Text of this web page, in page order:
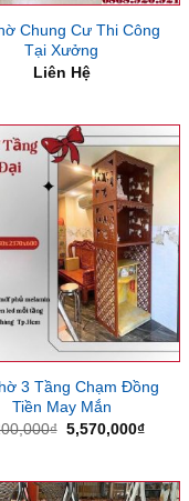
Chung Cư Thi Công
Tại Xưởng
Liên Hệ
3 Tầng Chạm Đồng
Tiền May Mắn
₫ Giá
5,570,000₫Giá